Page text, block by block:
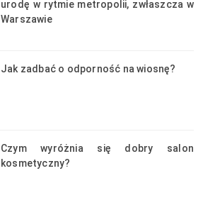
urodę w rytmie metropolii, zwłaszcza w
Warszawie
Jak zadbać o odporność na wiosnę?
Czym wyróżnia się dobry salon
kosmetyczny?